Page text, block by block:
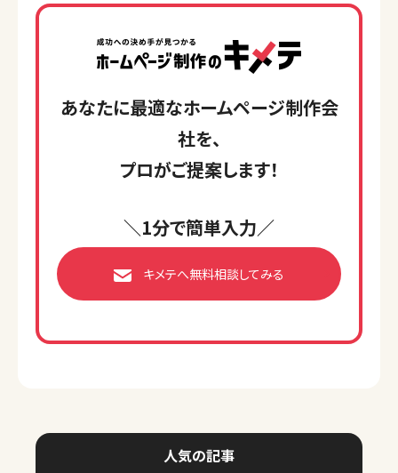
あなたに最適なホームページ制作会
社を、
プロがご提案します！
＼1分で簡単入力／
キメテへ無料相談してみる
人気の記事